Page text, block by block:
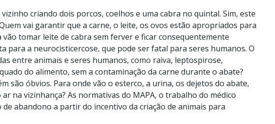
criando dois porcos, coelhos e uma cabra no quintal. Sim, este
vai garantir que a carne, o leite, os ovos estão apropriados para
tomar leite de cabra sem ferver e ficar consequentemente
a neurocisticercose, que pode ser fatal para seres humanos. O
entre animais e seres humanos, como raiva, leptospirose,
do alimento, sem a contaminação da carne durante o abate?
são óbvios. Para onde vão o esterco, a urina, os dejetos do abate,
na vizinhança? As normativas do MAPA, o trabalho do médico
abandono a partir do incentivo da criação de animais para